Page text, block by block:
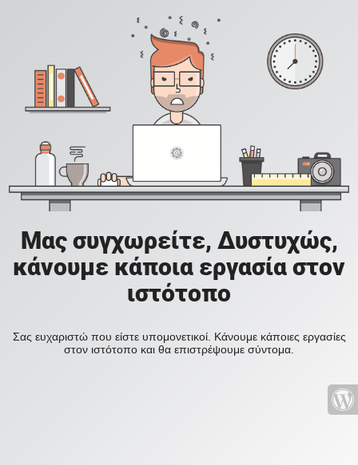
Μας συγχωρείτε, Δυστυχώς,
κάνουμε κάποια εργασία στον
ιστότοπο
Σας ευχαριστώ που είστε υπομονετικοί. Κάνουμε κάποιες εργασίες
στον ιστότοπο και θα επιστρέψουμε σύντομα.